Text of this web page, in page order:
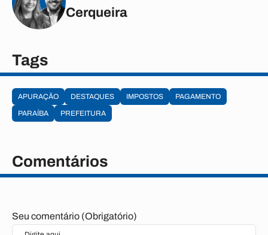
Cerqueira
Tags
APURAÇÃO DESTAQUES IMPOSTOS
PAGAMENTO
PARAÍBA
PREFEITURA
Comentários
Seu comentário (Obrigatório)